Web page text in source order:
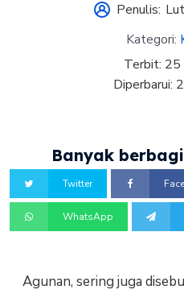
Penulis:
Kategori:
Terbit: 25
Diperbarui:
Banyak
Twitter
WhatsApp
Agunan, sering juga